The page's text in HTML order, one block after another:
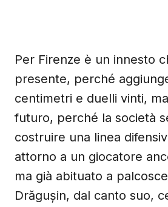
Per Firenze è un innesto
presente, perché
centimetri e duelli vinti,
futuro, perché la società
costruire una linea
attorno a un giocatore
ma già abituato a
Drăgușin, dal canto suo,